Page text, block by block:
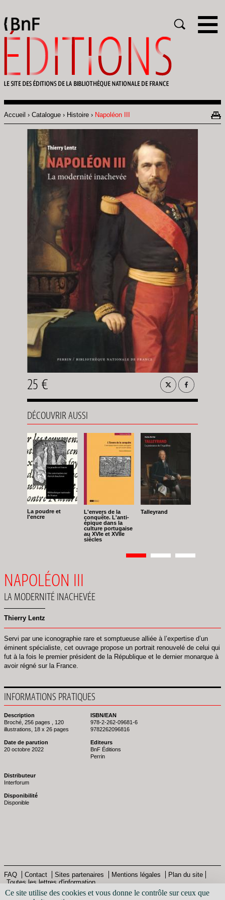
Ce site utilise des cookies et vous donne le contrôle sur ceux que
Fil
d'Ariane
Accueil Catalogue Histoire Napoléon III
25 €
DÉCOUVRIR AUSSI
La poudre et
l'encre
L'envers de la
conquête. L'anti-
épique dans la
culture portugaise
au XVIe et XVIIe
siècles
Talleyrand
Pagination
Page
1 Page
2 Page
3
NAPOLÉON III
LA MODERNITÉ INACHEVÉE
Thierry Lentz
Servi par une iconographie rare et somptueuse alliée à l’expertise d’un
éminent spécialiste, cet ouvrage propose un portrait renouvelé de celui qui
fut à la fois le premier président de la République et le dernier monarque à
avoir régné sur la France.
INFORMATIONS PRATIQUES
Description
Broché, 256 pages , 120
illustrations, 18 x 26 pages
Date de parution
20 octobre 2022
ISBN/EAN
978-2-262-09681-6
9782262096816
Editeurs
BnF Éditions
Perrin
Distributeur
Interforum
Disponibilité
Disponible
Pied
de
FAQ Contact Sites partenaires Mentions légales
Plan du site
Toutes les lettres d'information
© Bibliothèque nationale de France - 2013